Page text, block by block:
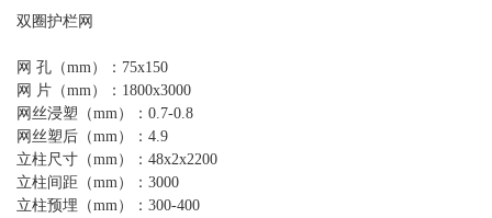
双圈护栏网
网 孔（mm）：75x150
网 片（mm）：1800x3000
网丝浸塑（mm）：0.7-0.8
网丝塑后（mm）：4.9
立柱尺寸（mm）：48x2x2200
立柱间距（mm）：3000
立柱预埋（mm）：300-400